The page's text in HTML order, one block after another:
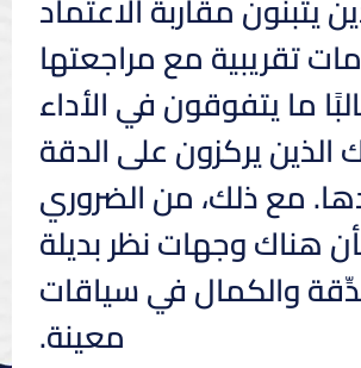
تقريبية مع مراجعتها
ما يتفوقون في الأداء
الذين يركزون على الدقة
مع ذلك، من الضروري
هناك وجهات نظر بديلة
والكمال في سياقات
معينة.